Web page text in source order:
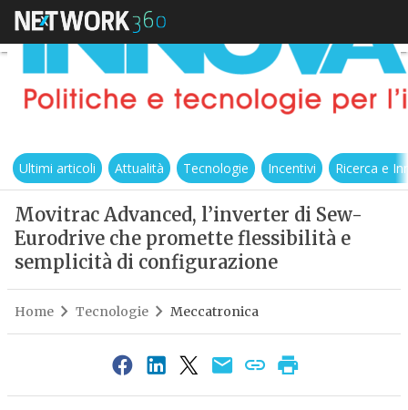
Ultimi articoli Attualità Tecnologie Incentivi Ricerca e
Movitrac Advanced, l’inverter di Sew-
Eurodrive che promette flessibilità e
semplicità di configurazione
Home Tecnologie Meccatronica